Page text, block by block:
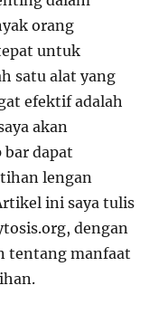
orang
untuk
satu alat yang
efektif adalah
akan
bar dapat
lengan
ini saya tulis
dengan
tentang manfaat